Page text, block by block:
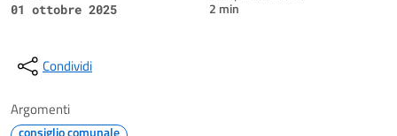
01 ottobre 2025 2 min
Condividi
Argomenti
consiglio comunale